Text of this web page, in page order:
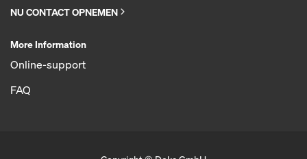
NU CONTACT OPNEMEN
More Information
Online-support
FAQ